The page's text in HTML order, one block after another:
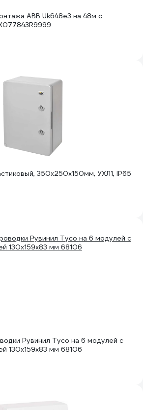
ABB Uk648e3 на 48м с
350х250х150мм, УХЛ1, IP65
Рувинил Тусо на 6 модулей с
130x159x83 мм 68106